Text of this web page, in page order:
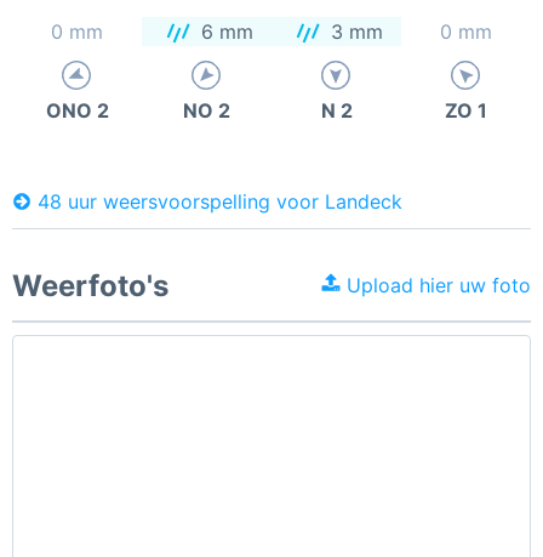
0 mm 6 mm 3 mm 0 mm
ONO 2 NO 2 N 2 ZO 1
48 uur weersvoorspelling voor Landeck
Weerfoto's Upload hier uw foto